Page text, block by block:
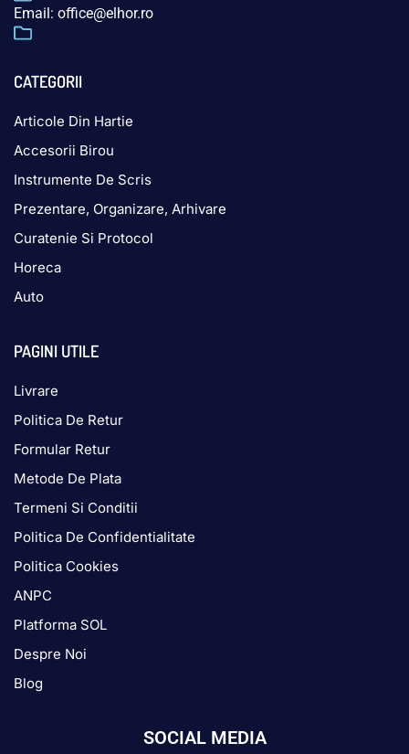
Email: office@elhor.ro
CATEGORII
Articole Din Hartie
Accesorii Birou
Instrumente De Scris
Prezentare, Organizare, Arhivare
Curatenie Si Protocol
Horeca
Auto
PAGINI UTILE
Livrare
Politica De Retur
Formular Retur
Metode De Plata
Termeni Si Conditii
Politica De Confidentialitate
Politica Cookies
ANPC
Platforma SOL
Despre Noi
Blog
SOCIAL MEDIA